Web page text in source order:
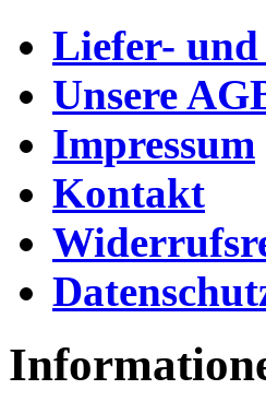
Liefer- und
Unsere
Impressum
Kontakt